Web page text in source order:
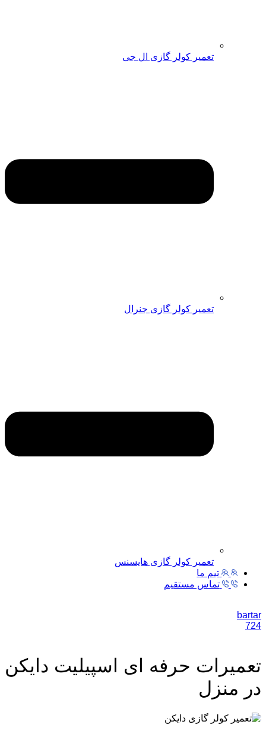
تعمیر کولر گازی ال جی
تعمیر کولر گازی جنرال
تعمیر کولر گازی هایسنس
تیم ما
تماس مستقیم
bartar
724
تعمیرات حرفه ای اسپیلیت دایکن
در منزل